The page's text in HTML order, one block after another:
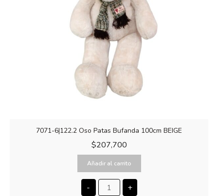
7071-6|122.2 Oso Patas Bufanda 100cm BEIGE
$207,700
Añadir al carrito
- +